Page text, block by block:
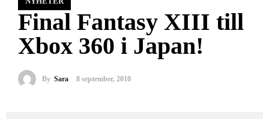
Final Fantasy XIII till
Xbox 360 i Japan!
By Sara 8 september, 2010